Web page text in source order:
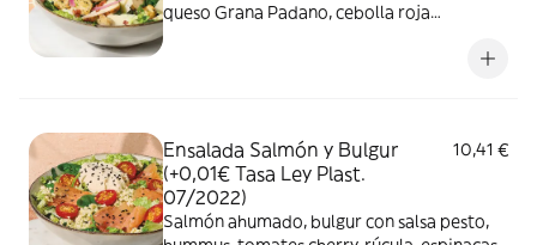
queso Grana Padano, cebolla roja
Ensalada Salmón y Bulgur
(+0,01€ Tasa Ley Plast.
07/2022)
10,41 €
Salmón ahumado, bulgur con salsa pesto,